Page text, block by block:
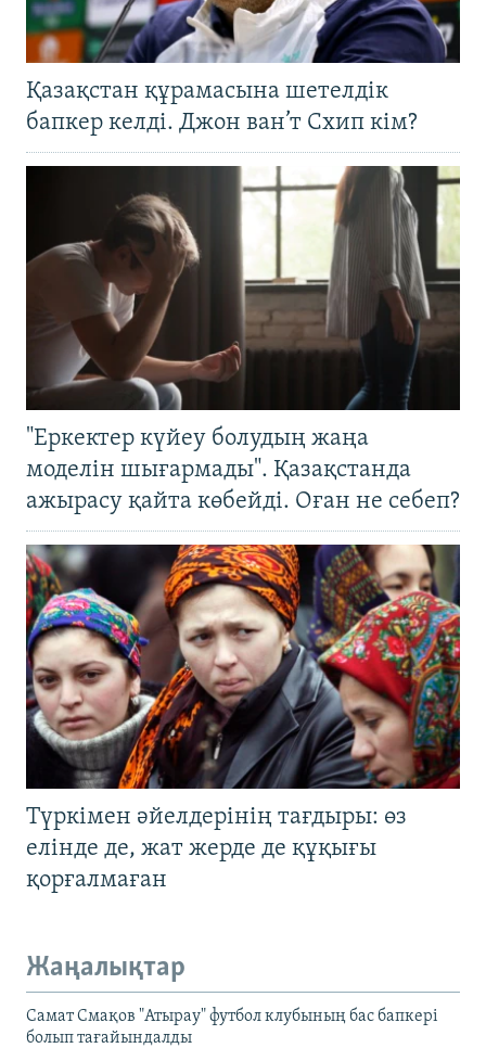
Қазақстан құрамасына шетелдік
бапкер келді. Джон ван’т Схип кім?
"Еркектер күйеу болудың жаңа
моделін шығармады". Қазақстанда
ажырасу қайта көбейді. Оған не себеп?
Түркімен әйелдерінің тағдыры: өз
елінде де, жат жерде де құқығы
қорғалмаған
Жаңалықтар
Самат Смақов "Атырау" футбол клубының бас бапкері
болып тағайындалды